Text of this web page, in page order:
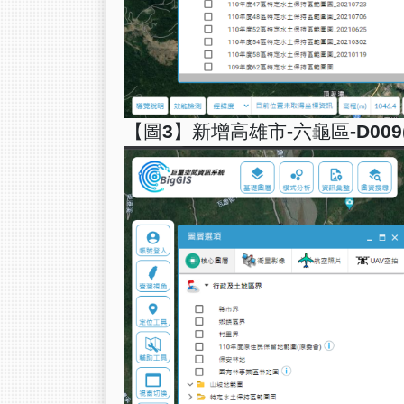
【圖3】新增高雄市-六龜區-